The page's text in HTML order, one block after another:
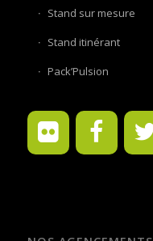
Stand sur mesure
Stand itinérant
Pack’Pulsion